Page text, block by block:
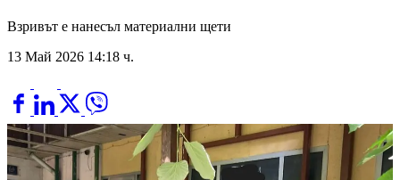
Взривът е нанесъл материални щети
13 Май 2026 14:18 ч.